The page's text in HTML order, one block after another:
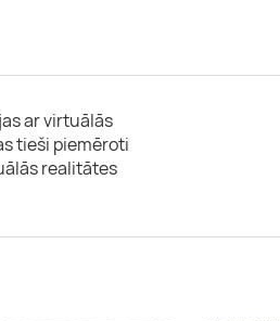
ar virtuālās
tieši piemēroti
realitātes